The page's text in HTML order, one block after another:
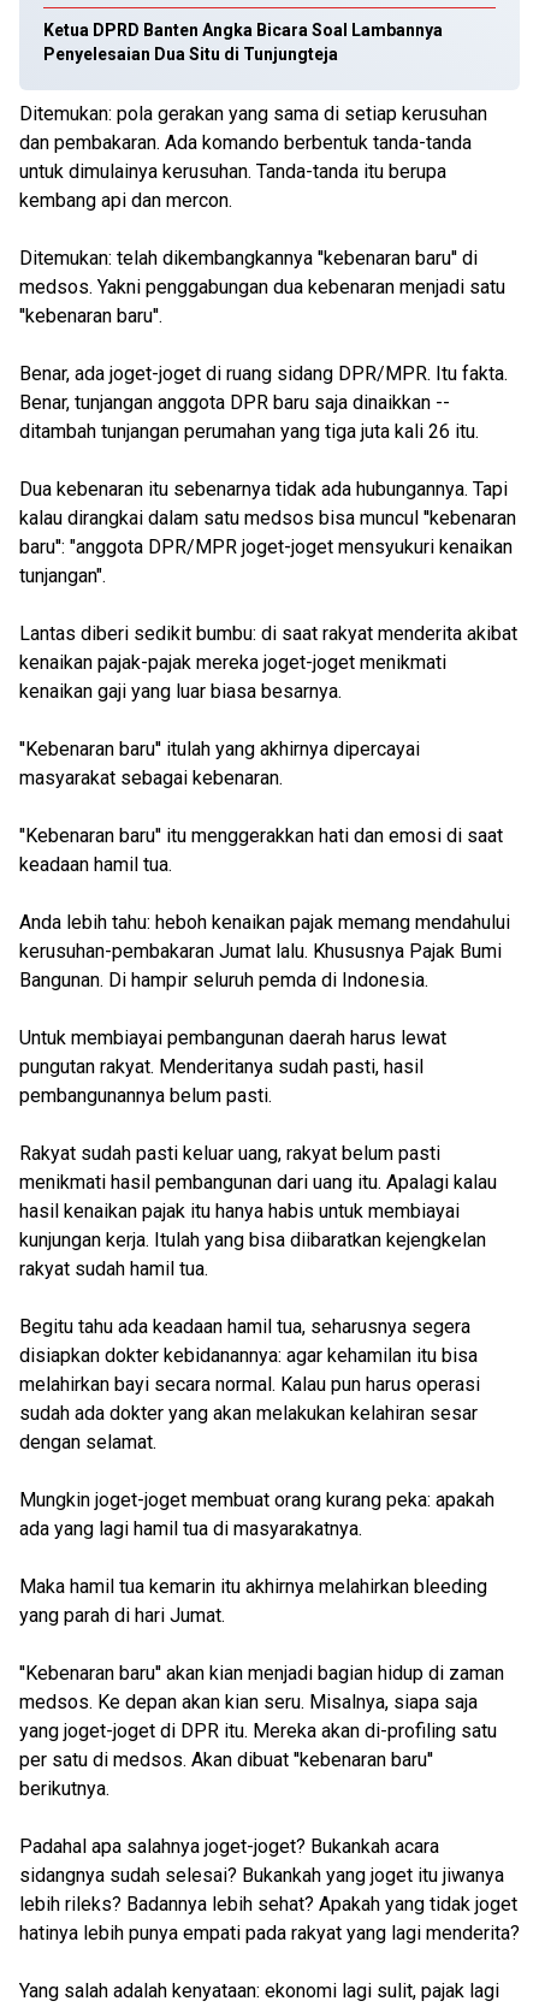
Ketua DPRD Banten Angka Bicara Soal Lambannya
Penyelesaian Dua Situ di Tunjungteja
Ditemukan: pola gerakan yang sama di setiap kerusuhan
dan pembakaran. Ada komando berbentuk tanda-tanda
untuk dimulainya kerusuhan. Tanda-tanda itu berupa
kembang api dan mercon.
Ditemukan: telah dikembangkannya ''kebenaran baru'' di
medsos. Yakni penggabungan dua kebenaran menjadi satu
''kebenaran baru''.
Benar, ada joget-joget di ruang sidang DPR/MPR. Itu fakta.
Benar, tunjangan anggota DPR baru saja dinaikkan --
ditambah tunjangan perumahan yang tiga juta kali 26 itu.
Dua kebenaran itu sebenarnya tidak ada hubungannya. Tapi
kalau dirangkai dalam satu medsos bisa muncul ''kebenaran
baru'': "anggota DPR/MPR joget-joget mensyukuri kenaikan
tunjangan".
Lantas diberi sedikit bumbu: di saat rakyat menderita akibat
kenaikan pajak-pajak mereka joget-joget menikmati
kenaikan gaji yang luar biasa besarnya.
''Kebenaran baru'' itulah yang akhirnya dipercayai
masyarakat sebagai kebenaran.
''Kebenaran baru'' itu menggerakkan hati dan emosi di saat
keadaan hamil tua.
Anda lebih tahu: heboh kenaikan pajak memang mendahului
kerusuhan-pembakaran Jumat lalu. Khususnya Pajak Bumi
Bangunan. Di hampir seluruh pemda di Indonesia.
Untuk membiayai pembangunan daerah harus lewat
pungutan rakyat. Menderitanya sudah pasti, hasil
pembangunannya belum pasti.
Rakyat sudah pasti keluar uang, rakyat belum pasti
menikmati hasil pembangunan dari uang itu. Apalagi kalau
hasil kenaikan pajak itu hanya habis untuk membiayai
kunjungan kerja. Itulah yang bisa diibaratkan kejengkelan
rakyat sudah hamil tua.
Begitu tahu ada keadaan hamil tua, seharusnya segera
disiapkan dokter kebidanannya: agar kehamilan itu bisa
melahirkan bayi secara normal. Kalau pun harus operasi
sudah ada dokter yang akan melakukan kelahiran sesar
dengan selamat.
Mungkin joget-joget membuat orang kurang peka: apakah
ada yang lagi hamil tua di masyarakatnya.
Maka hamil tua kemarin itu akhirnya melahirkan bleeding
yang parah di hari Jumat.
''Kebenaran baru'' akan kian menjadi bagian hidup di zaman
medsos. Ke depan akan kian seru. Misalnya, siapa saja
yang joget-joget di DPR itu. Mereka akan di-profiling satu
per satu di medsos. Akan dibuat ''kebenaran baru''
berikutnya.
Padahal apa salahnya joget-joget? Bukankah acara
sidangnya sudah selesai? Bukankah yang joget itu jiwanya
lebih rileks? Badannya lebih sehat? Apakah yang tidak joget
hatinya lebih punya empati pada rakyat yang lagi menderita?
Yang salah adalah kenyataan: ekonomi lagi sulit, pajak lagi